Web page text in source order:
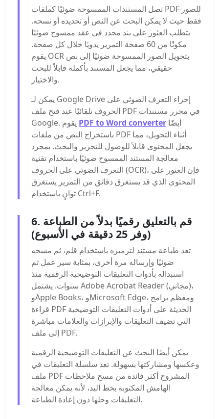
تصل المستندات الممسوحة ضوئيًا كملفات PDF للصور
فقط حيث لا يمكن البحث عن النص أو تحديده أو نسخه.
يتطلب العثور على بند محدد في عقد ممسوح ضوئيًا
مكونًا من 60 صفحة التمرير يدويًا خلال كل صفحة.
يقوم OCR بتحويل الصور الممسوحة ضوئيًا إلى نص
حقيقي، مما يجعل المستند بأكمله قابلاً للبحث
والاختيار.
يمكن لـ Google Drive إجراء التعرف الضوئي على
الحروف تلقائيًا عند فتح ملف PDF في محرر مستندات
PDF to Word converter
باستخراج النص من ملفات PDF أثناء التحويل، مما
يجعل المحتوى قابلاً للوصول للتحرير والبحث. بمجرد
معالجة المستند الممسوح ضوئيًا باستخدام تقنية
التعرف الضوئي على الحروف (OCR)، فإن العثور على
المحتوى الذي قد يستغرق دقائق من التمرير يستغرق
ثوانٍ باستخدام Ctrl+F.
6. قم بالتعليق رقميًا بدلاً من الطباعة
(وفر 25 دقيقة في الأسبوع)
تعد طباعة مستند لترميزه باستخدام قلم، ثم مسحه
ضوئيًا وإرساله مرة أخرى، بمثابة سير عمل تم
استبداله بأدوات التعليقات التوضيحية الرقمية منذ
سنوات. يشتمل Adobe Acrobat Reader (مجاني)،
وApple Books، وMicrosoft Edge، ومعظم برامج
قراءة PDF الحديثة على أدوات التعليقات التوضيحية
التي تضيف التعليقات والإبرازات والعلامات مباشرة
إلى ملف PDF.
يمكن أيضًا البحث عن التعليقات التوضيحية الرقمية
وعكسها ومشاركتها بسهولة. تعد سلسلة التعليقات في
ملف PDF المشروح أكثر فائدة من مسح ملاحظات
الهامش المكتوبة بخط اليد، لأنه يمكن معالجة
التعليقات وحلها دون إعادة الطباعة.